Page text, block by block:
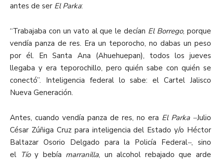
antes de ser El Parka:
“Trabajaba con un vato al que le decían El Borrego, porque
vendía panza de res. Era un teporocho, no dabas un peso
por él. En Santa Ana (Ahuehuepan), todos los jueves
llegaba y era teporochillo, pero quién sabe con quién se
conectó”. Inteligencia federal lo sabe: el Cartel Jalisco
Nueva Generación.
Antes, cuando vendía panza de res, no era El Parka –Julio
César Zúñiga Cruz para inteligencia del Estado y/o Héctor
Baltazar Osorio Delgado para la Policía Federal–, sino
el Tío y bebía marranilla, un alcohol rebajado que arde